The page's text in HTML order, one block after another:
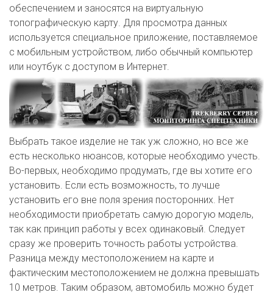
обеспечением и заносятся на виртуальную
топографическую карту. Для просмотра данных
используется специальное приложение, поставляемое
с мобильным устройством, либо обычный компьютер
или ноутбук с доступом в Интернет.
Выбрать такое изделие не так уж сложно, но все же
есть несколько нюансов, которые необходимо учесть.
Во-первых, необходимо продумать, где вы хотите его
установить. Если есть возможность, то лучше
установить его вне поля зрения посторонних. Нет
необходимости приобретать самую дорогую модель,
так как принцип работы у всех одинаковый. Следует
сразу же проверить точность работы устройства.
Разница между местоположением на карте и
фактическим местоположением не должна превышать
10 метров. Таким образом, автомобиль можно будет